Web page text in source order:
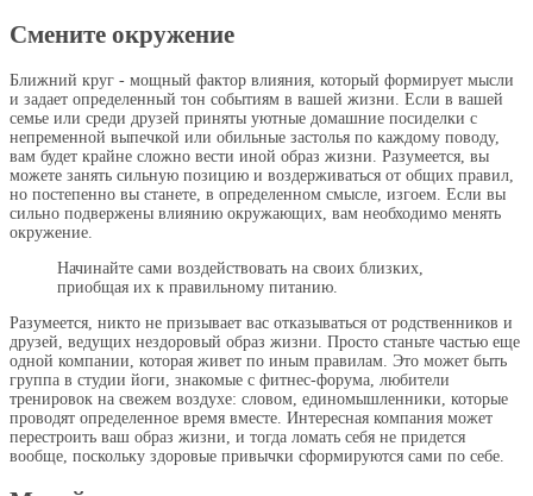
Смените окружение
Ближний круг - мощный фактор влияния, который формирует мысли
и задает определенный тон событиям в вашей жизни. Если в вашей
семье или среди друзей приняты уютные домашние посиделки с
непременной выпечкой или обильные застолья по каждому поводу,
вам будет крайне сложно вести иной образ жизни. Разумеется, вы
можете занять сильную позицию и воздерживаться от общих правил,
но постепенно вы станете, в определенном смысле, изгоем. Если вы
сильно подвержены влиянию окружающих, вам необходимо менять
окружение.
Начинайте сами воздействовать на своих близких,
приобщая их к правильному питанию.
Разумеется, никто не призывает вас отказываться от родственников и
друзей, ведущих нездоровый образ жизни. Просто станьте частью еще
одной компании, которая живет по иным правилам. Это может быть
группа в студии йоги, знакомые с фитнес-форума, любители
тренировок на свежем воздухе: словом, единомышленники, которые
проводят определенное время вместе. Интересная компания может
перестроить ваш образ жизни, и тогда ломать себя не придется
вообще, поскольку здоровые привычки сформируются сами по себе.